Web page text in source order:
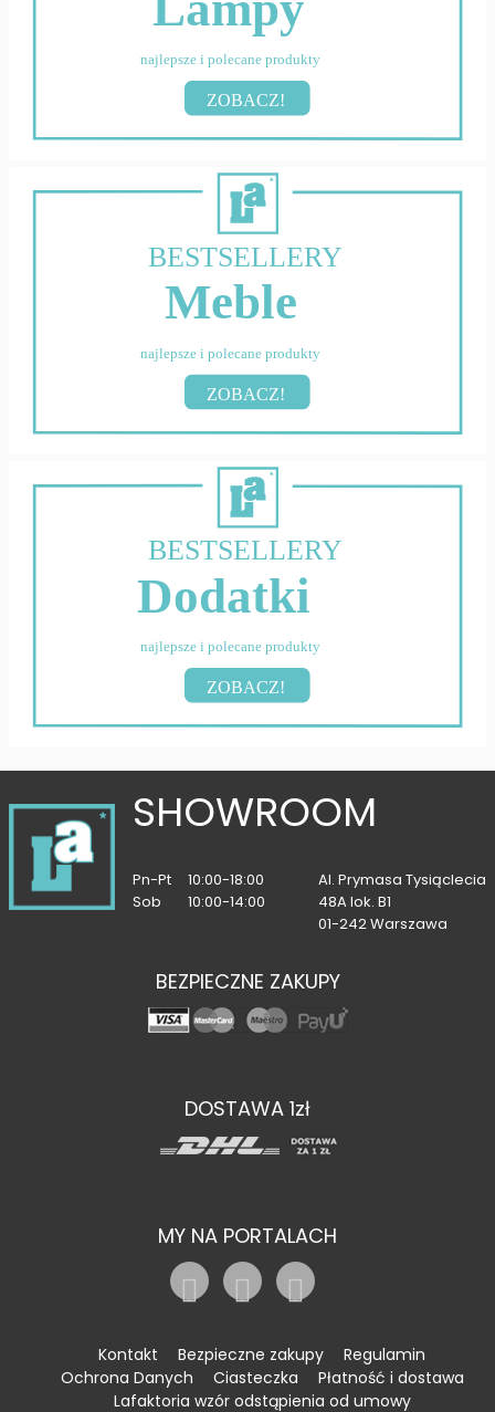
najlepsze i polecane produkty
ZOBACZ!
BESTSELLERY
Meble
najlepsze i polecane produkty
ZOBACZ!
BESTSELLERY
Dodatki
najlepsze i polecane produkty
ZOBACZ!
SHOWROOM
Pn-Pt
10:00-18:00
Sob
10:00-14:00
Al. Prymasa Tysiąclecia
48A lok. B1
01-242 Warszawa
BEZPIECZNE ZAKUPY
DOSTAWA 1zł
MY NA PORTALACH
Kontakt Bezpieczne zakupy
Regulamin
Ochrona Danych
Ciasteczka
Płatność i dostawa
Lafaktoria wzór odstąpienia od umowy